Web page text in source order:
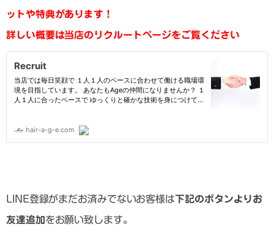
ットや特典があります！
詳しい概要は当店のリクルートページをご覧ください
LINE登録がまだお済みでないお客様は下記のボタンよりお
友達追加をお願い致します。